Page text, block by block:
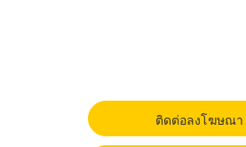
ติดต่อลงโฆษณา